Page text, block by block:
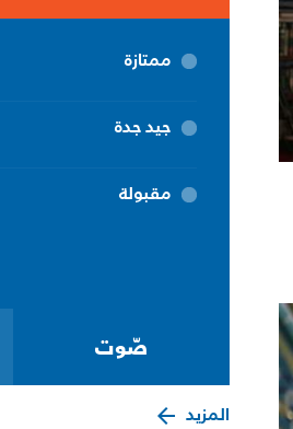
ممتازة
جيد جدة
مقبولة
المزيد